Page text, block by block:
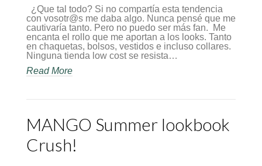
Azteca
¿Que tal todo? Si no compartía esta tendencia
con vosotr@s me daba algo. Nunca pensé que me
cautivaría tanto. Pero no puedo ser más fan. Me
encanta el rollo que me aportan a los looks. Tanto
en chaquetas, bolsos, vestidos e incluso collares.
Ninguna tienda low cost se resista…
Read More
MANGO Summer lookbook
Crush!